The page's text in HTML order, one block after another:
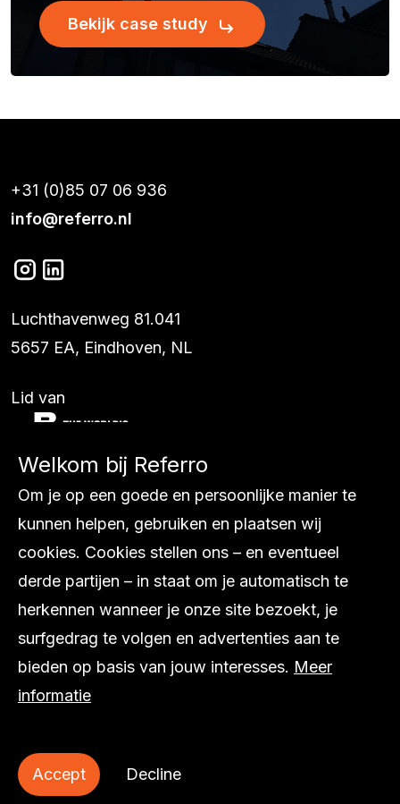
Bekijk case study
+31 (0)85 07 06 936
info@referro.nl
Luchthavenweg 81.041
5657 EA, Eindhoven, NL
Lid van
Diensten
Ons werk
Internationaal
Over ons
Inspiratie
Contact
Privacy statement
Welkom bij Referro
Om je op een goede en persoonlijke manier te
kunnen helpen, gebruiken en plaatsen wij
cookies. Cookies stellen ons – en eventueel
derde partijen – in staat om je automatisch te
herkennen wanneer je onze site bezoekt, je
surfgedrag te volgen en advertenties aan te
bieden op basis van jouw interesses. Meer
informatie
Accept Decline